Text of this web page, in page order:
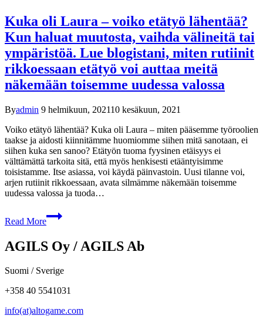
Kuka oli Laura – voiko etätyö lähentää?
Kun haluat muutosta, vaihda välineitä tai
ympäristöä. Lue blogistani, miten rutiinit
rikkoessaan etätyö voi auttaa meitä
näkemään toisemme uudessa valossa
Byadmin 9 helmikuun, 202110 kesäkuun, 2021
Voiko etätyö lähentää? Kuka oli Laura – miten pääsemme työroolien
taakse ja aidosti kiinnitämme huomiomme siihen mitä sanotaan, ei
siihen kuka sen sanoo? Etätyön tuoma fyysinen etäisyys ei
välttämättä tarkoita sitä, että myös henkisesti etääntyisimme
toisistamme. Itse asiassa, voi käydä päinvastoin. Uusi tilanne voi,
arjen rutiinit rikkoessaan, avata silmämme näkemään toisemme
uudessa valossa ja tuoda…
Read More
AGILS Oy / AGILS Ab
Suomi / Sverige
+358 40 5541031
info(at)altogame.com